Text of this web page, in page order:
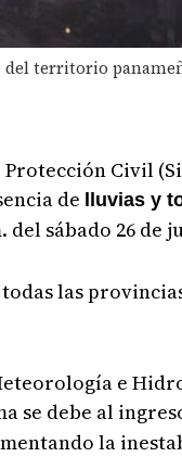
del territorio
Protección Civil
de lluvias y
del sábado 26 de
las
e
se debe al
la